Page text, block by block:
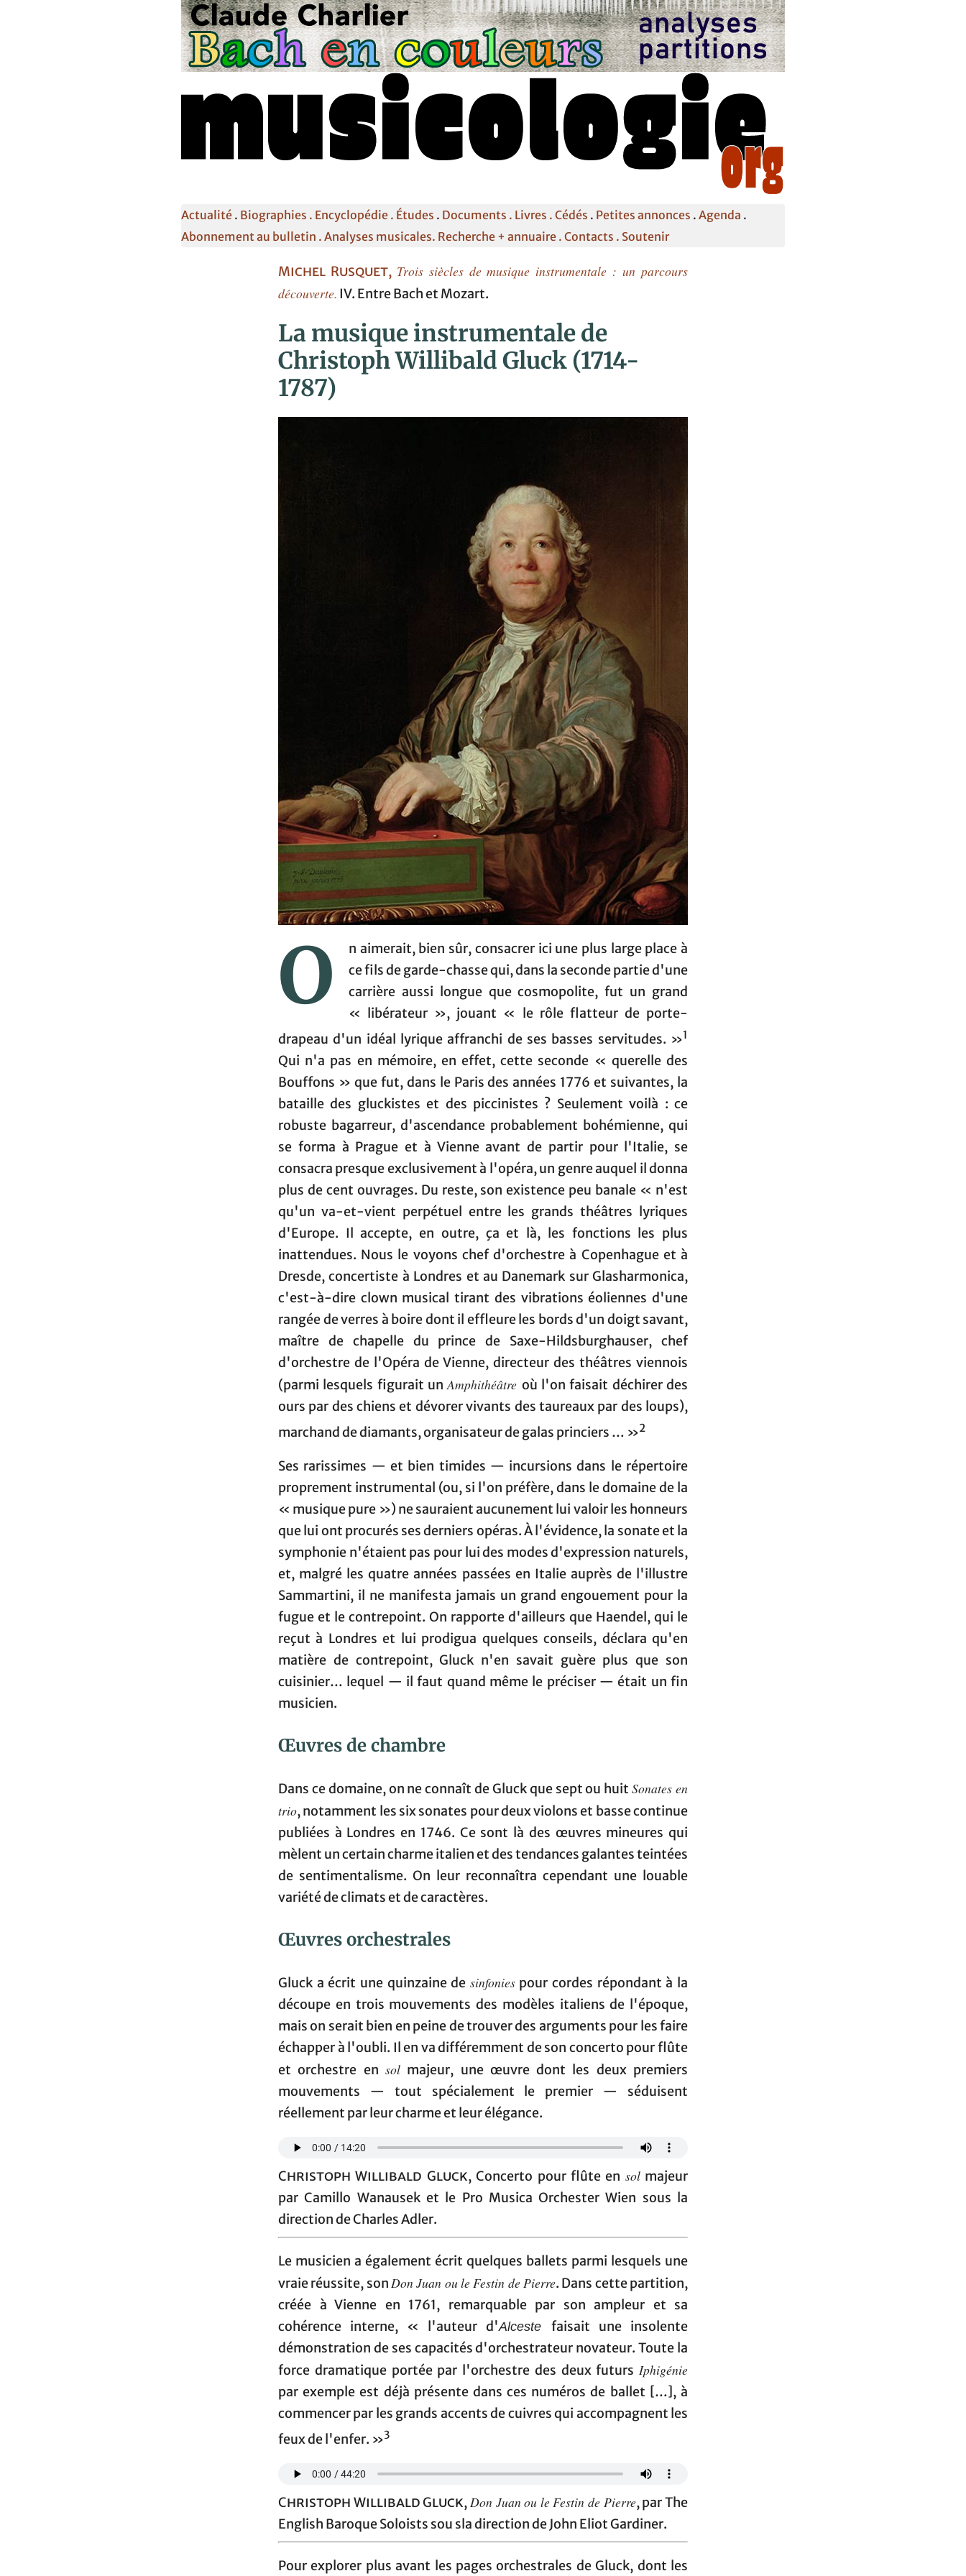
Actualité . Biographies . Encyclopédie . Études . Documents . Livres . Cédés . Petites annonces . Agenda .
Abonnement au bulletin . Analyses musicales. Recherche + annuaire . Contacts . Soutenir
Michel Rusquet, Trois siècles de musique instrumentale : un parcours
découverte. IV. Entre Bach et Mozart.
La musique instrumentale de
Christoph Willibald Gluck (1714-
1787)
O
n aimerait, bien sûr, consacrer ici une plus large place à
ce fils de garde-chasse qui, dans la seconde partie d'une
carrière aussi longue que cosmopolite, fut un grand
« libérateur », jouant « le rôle flatteur de porte-
drapeau d'un idéal lyrique affranchi de ses basses servitudes. »1
Qui n'a pas en mémoire, en effet, cette seconde « querelle des
Bouffons » que fut, dans le Paris des années 1776 et suivantes, la
bataille des gluckistes et des piccinistes ? Seulement voilà : ce
robuste bagarreur, d'ascendance probablement bohémienne, qui
se forma à Prague et à Vienne avant de partir pour l'Italie, se
consacra presque exclusivement à l'opéra, un genre auquel il donna
plus de cent ouvrages. Du reste, son existence peu banale « n'est
qu'un va-et-vient perpétuel entre les grands théâtres lyriques
d'Europe. Il accepte, en outre, ça et là, les fonctions les plus
inattendues. Nous le voyons chef d'orchestre à Copenhague et à
Dresde, concertiste à Londres et au Danemark sur Glasharmonica,
c'est-à-dire clown musical tirant des vibrations éoliennes d'une
rangée de verres à boire dont il effleure les bords d'un doigt savant,
maître de chapelle du prince de Saxe-Hildsburghauser, chef
d'orchestre de l'Opéra de Vienne, directeur des théâtres viennois
(parmi lesquels figurait unAmphithéâtre où l'on faisait déchirer des
ours par des chiens et dévorer vivants des taureaux par des loups),
marchand de diamants, organisateur de galas princiers … »2
Ses rarissimes — et bien timides — incursions dans le répertoire
proprement instrumental (ou, si l'on préfère, dans le domaine de la
« musique pure ») ne sauraient aucunement lui valoir les honneurs
que lui ont procurés ses derniers opéras. À l'évidence, la sonate et la
symphonie n'étaient pas pour lui des modes d'expression naturels,
et, malgré les quatre années passées en Italie auprès de l'illustre
Sammartini, il ne manifesta jamais un grand engouement pour la
fugue et le contrepoint. On rapporte d'ailleurs que Haendel, qui le
reçut à Londres et lui prodigua quelques conseils, déclara qu'en
matière de contrepoint, Gluck n'en savait guère plus que son
cuisinier… lequel — il faut quand même le préciser — était un fin
musicien.
Œuvres de chambre
Dans ce domaine, on ne connaît de Gluck que sept ou huitSonates en
trio, notamment les six sonates pour deux violons et basse continue
publiées à Londres en 1746. Ce sont là des œuvres mineures qui
mèlent un certain charme italien et des tendances galantes teintées
de sentimentalisme. On leur reconnaîtra cependant une louable
variété de climats et de caractères.
Œuvres orchestrales
Gluck a écrit une quinzaine de sinfoniespour cordes répondant à la
découpe en trois mouvements des modèles italiens de l'époque,
mais on serait bien en peine de trouver des arguments pour les faire
échapper à l'oubli. Il en va différemment de son concerto pour flûte
et orchestre en solmajeur, une œuvre dont les deux premiers
mouvements — tout spécialement le premier — séduisent
réellement par leur charme et leur élégance.
Christoph Willibald Gluck,Concerto pour flûte en solmajeur
par Camillo Wanausek et le Pro Musica Orchester Wien sous la
direction de Charles Adler.
Le musicien a également écrit quelques ballets parmi lesquels une
vraie réussite, sonDon Juan ou le Festin de Pierre. Dans cette partition,
créée à Vienne en 1761, remarquable par son ampleur et sa
cohérence interne, « l'auteur d'Alceste faisait une insolente
démonstration de ses capacités d'orchestrateur novateur. Toute la
force dramatique portée par l'orchestre des deux futurs Iphigénie
par exemple est déjà présente dans ces numéros de ballet […], à
commencer par les grands accents de cuivres qui accompagnent les
feux de l'enfer. »3
Christoph Willibald Gluck, Don Juan ou le Festin de Pierre, par The
English Baroque Soloists sou sla direction de John Eliot Gardiner.
Pour explorer plus avant les pages orchestrales de Gluck, dont les